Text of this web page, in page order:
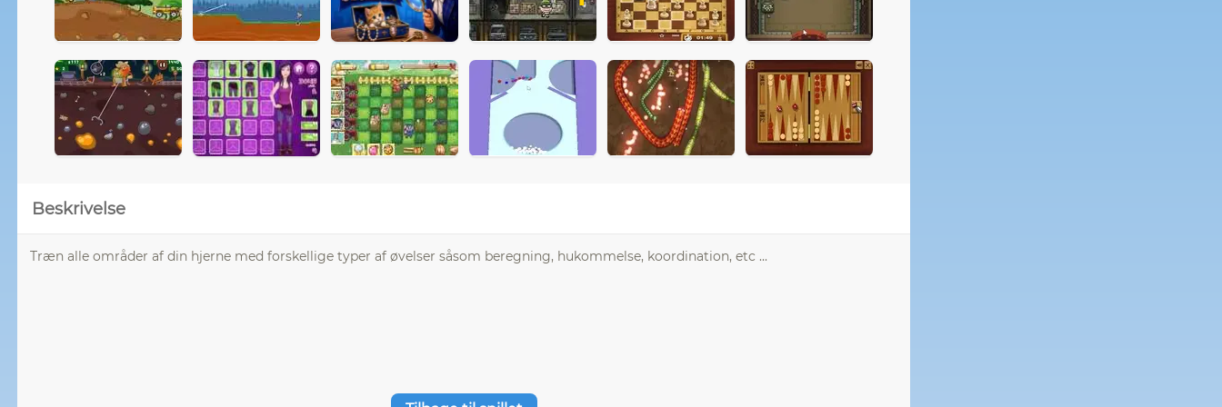
Beskrivelse
Træn alle områder af din hjerne med forskellige typer af øvelser såsom beregning, hukommelse, koordination, etc ...